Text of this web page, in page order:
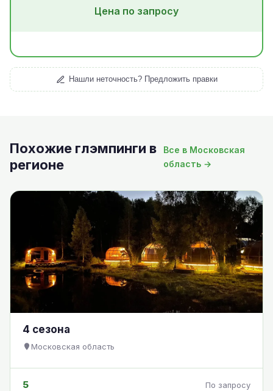
Цена по запросу
Нашли неточность? Предложить правки
Похожие глэмпинги в
регионе
Все в Московская
область →
4 сезона
Московская область
5 По запросу